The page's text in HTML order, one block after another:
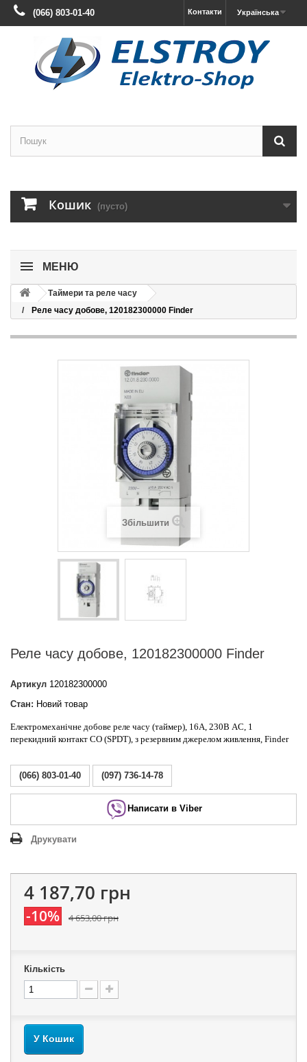
Українська
Контакти
(066) 803-01-40
Кошик (пусто)
МЕНЮ
Таймери та реле часу
Реле часу добове, 120182300000 Finder
Збільшити
Реле часу добове, 120182300000 Finder
Артикул 120182300000
Стан: Новий товар
Електромеханічне добове реле часу (таймер), 16A, 230В AC, 1
перекидний контакт CO (SPDT), з резервним джерелом живлення, Finder
(066) 803-01-40 (097) 736-14-78
Написати в Viber
Друкувати
4 187,70 грн
-10% 4 653,00 грн
Кількість
У Кошик